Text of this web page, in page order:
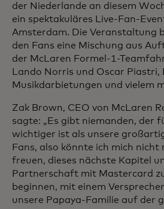
der Niederlande an diesem
ein spektakuläres Live-Fan-
Amsterdam. Die Veranstaltung
den Fans eine Mischung aus
der McLaren Formel-1-
Lando Norris und Oscar Piastri,
Musikdarbietungen und vielem
Zak Brown, CEO von McLaren
sagte: „Es gibt niemanden, der
wichtiger ist als unsere
Fans, also könnte ich mich nicht
freuen, dieses nächste Kapitel
Partnerschaft mit Mastercard
beginnen, mit einem
unsere Papaya-Familie auf der